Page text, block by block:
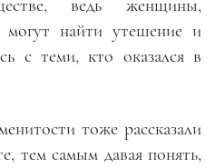
ведь женщины,
найти утешение и
с теми, кто оказался в
тоже рассказали
тем самым давая понять,